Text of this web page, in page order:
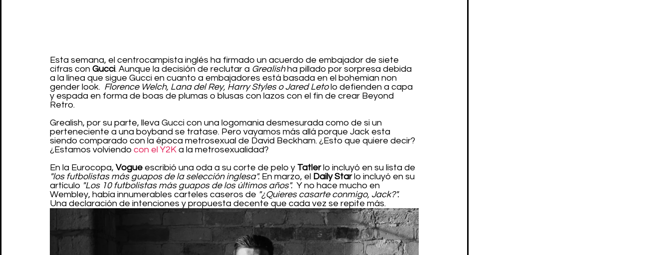
Esta semana, el centrocampista inglés ha firmado un acuerdo de embajador de siete
cifras con Gucci. Aunque la decisión de reclutar a Grealish ha pillado por sorpresa debida
a la línea que sigue Gucci en cuanto a embajadores está basada en el bohemian non
gender look. Florence Welch, Lana del Rey, Harry Styles o Jared Leto lo defienden a capa
y espada en forma de boas de plumas o blusas con lazos con el fin de crear Beyond
Retro.
Grealish, por su parte, lleva Gucci con una logomania desmesurada como de si un
perteneciente a una boyband se tratase. Pero vayamos más allá porque Jack esta
siendo comparado con la época metrosexual de David Beckham. ¿Esto que quiere decir?
¿Estamos volviendo con el Y2K a la metrosexualidad?
En la Eurocopa, Vogue escribió una oda a su corte de pelo y Tatler lo incluyó en su lista de
"los futbolistas más guapos de la selección inglesa". En marzo, el Daily Star lo incluyó en su
artículo "Los 10 futbolistas más guapos de los últimos años".
  Y no hace mucho en
Wembley, había innumerables carteles caseros de "¿Quieres casarte conmigo, Jack?".
Una declaración de intenciones y propuesta decente que cada vez se repite más.